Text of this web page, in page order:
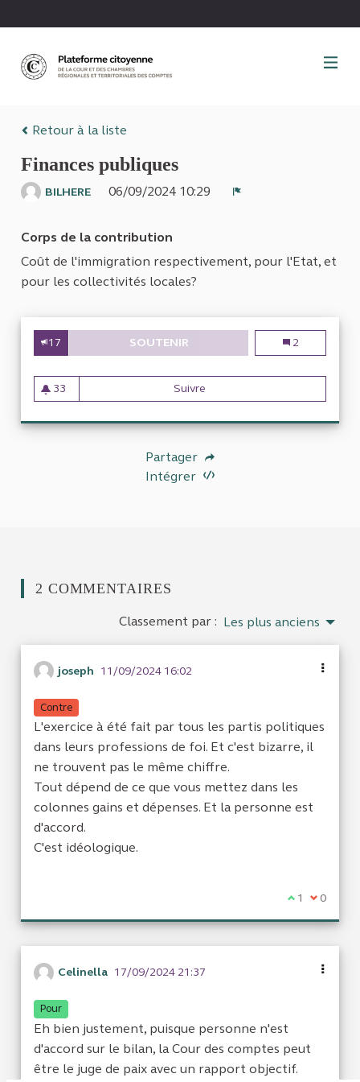
Retour à la liste
Finances publiques
BILHERE
06/09/2024 10:29
Corps de la contribution
Coût de l'immigration respectivement, pour l'Etat, et
pour les collectivités locales?
17 SOUTENIR FINANCES PUBLIQUESFinances
2
33
33 abonnés
Suivre
Partager
Intégrer
2 COMMENTAIRES
Classement par : Les plus anciens
joseph 11/09/2024 16:02
Contre
L'exercice à été fait par tous les partis politiques
dans leurs professions de foi. Et c'est bizarre, il
ne trouvent pas le même chiffre.
Tout dépend de ce que vous mettez dans les
colonnes gains et dépenses. Et la personne est
d'accord.
C'est idéologique.
Je suis
1 Je ne
0
Celinella 17/09/2024 21:37
Pour
Eh bien justement, puisque personne n'est
d'accord sur le bilan, la Cour des comptes peut
être le juge de paix avec un rapport objectif.